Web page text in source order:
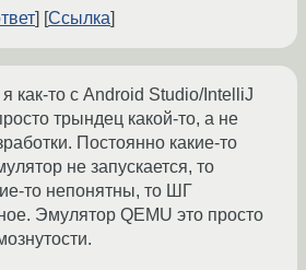
Ссылка
как-то с Android Studio/IntelliJ
трындец какой-то, а не
Постоянно какие-то
не запускается, то
то непонятны, то ШГ
Эмулятор QEMU это просто